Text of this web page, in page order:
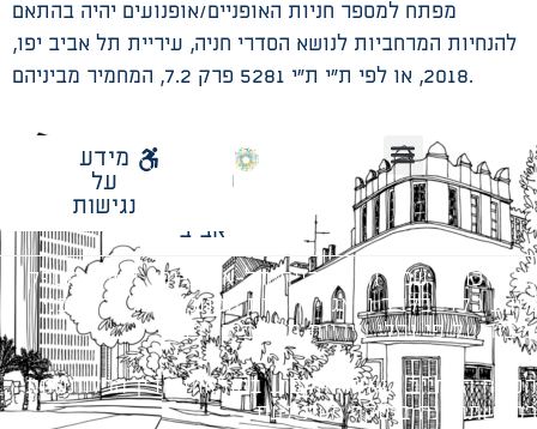
מפתח למספר חניות האופניים/אופנועים יהיה בהתאם
להנחיות המרחביות לנושא הסדרי חניה, עיריית תל אביב יפו,
2018, או לפי ת”י ת”י 5281 פרק 7.2, המחמיר מביניהם.
עיריית
אביב
מידע
על
נגישות
כל הזכויות שמורות לעיריית תל-אביב-יפו. האתר מספק
מידע כללי בלבד ומאגד הנחיות תכנוניות בלבד למבני
ציבור על פי נהלי עיריית תל אביב-יפו.
הנוסח המחייב הוא זה הקבוע בהוראות הדין הרלוונטיות
כפי שתהיינה בתוקף מעת לעת.